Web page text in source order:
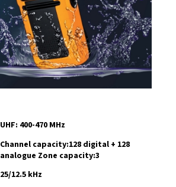
UHF: 400-470 MHz
Channel capacity:128 digital + 128
analogue Zone capacity:3
25/12.5 kHz